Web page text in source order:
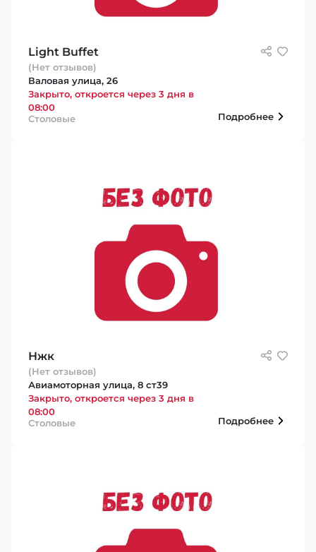
Light Buffet
(Нет отзывов)
Валовая улица, 26
Закрыто, откроется через 3 дня в
08:00
Столовые
Подробнее
Нжк
(Нет отзывов)
Авиамоторная улица, 8 ст39
Закрыто, откроется через 3 дня в
08:00
Столовые
Подробнее